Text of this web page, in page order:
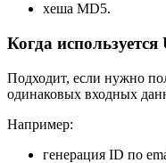
хеша MD5.
Когда
Подходит, если нужно
одинаковых входных
Например:
генерация ID по